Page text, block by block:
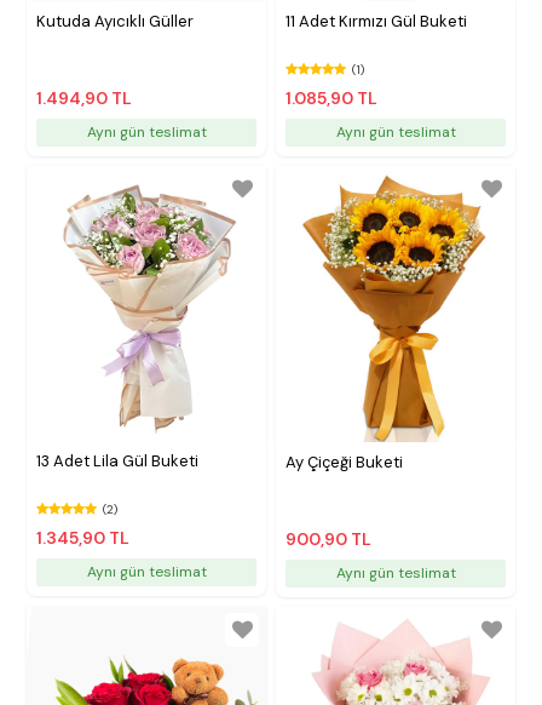
Kutuda Ayıcıklı Güller
1.494,90 TL
Aynı gün teslimat
11 Adet Kırmızı Gül Buketi
(1)
1.085,90 TL
Aynı gün teslimat
13 Adet Lila Gül Buketi
(2)
1.345,90 TL
Aynı gün teslimat
Ay Çiçeği Buketi
900,90 TL
Aynı gün teslimat